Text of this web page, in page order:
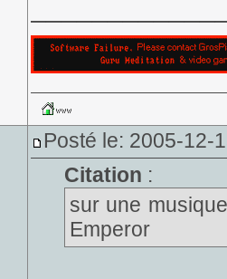
Posté le: 2005-12-
Citation :
sur une
Emperor